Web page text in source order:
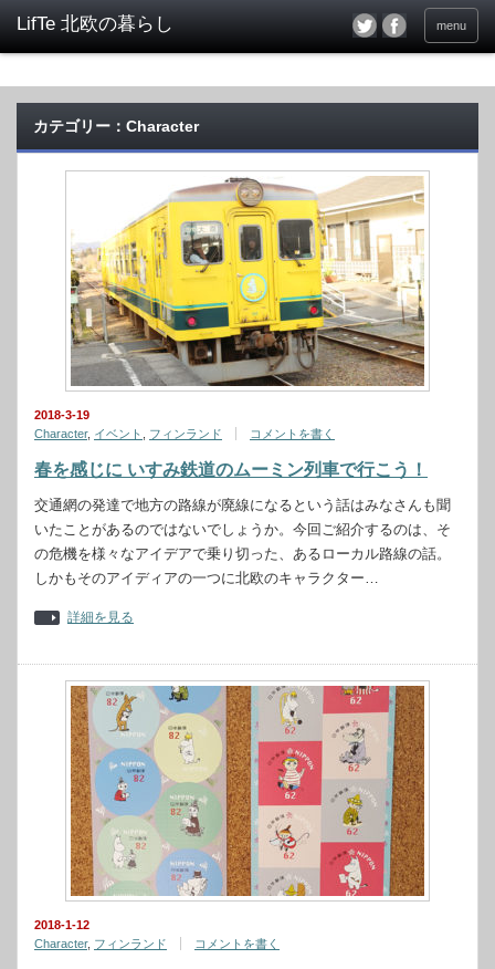
menu
カテゴリー：Character
2018-3-19
Character, イベント フィンランド コメントを書く
春を感じに いすみ鉄道のムーミン列車で行こう！
交通網の発達で地方の路線が廃線になるという話はみなさんも聞
いたことがあるのではないでしょうか。今回ご紹介するのは、そ
の危機を様々なアイデアで乗り切った、あるローカル路線の話。
しかもそのアイディアの一つに北欧のキャラクター…
詳細を見る
2018-1-12
Character, フィンランド コメントを書く